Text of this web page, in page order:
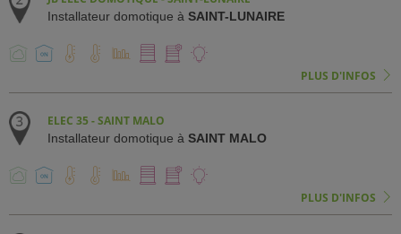
Installateur domotique à SAINT-LUNAIRE
PLUS D'INFOS
ELEC 35 - SAINT MALO
Installateur domotique à SAINT MALO
PLUS D'INFOS